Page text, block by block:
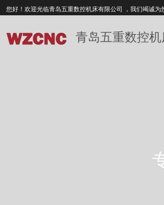
青岛五重数控机
您好！欢迎光临青岛五重数控机床有限公司 ，我们竭诚为